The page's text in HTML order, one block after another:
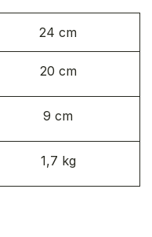
24 cm
20 cm
9 cm
1,7 kg